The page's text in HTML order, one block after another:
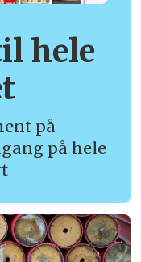
hele
på
på hele